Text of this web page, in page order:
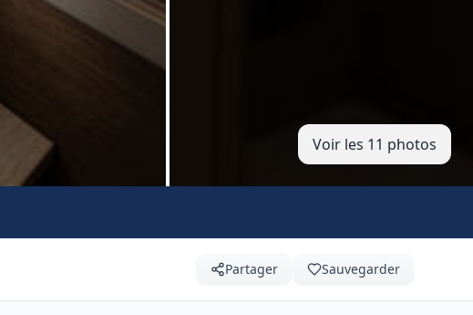
Voir les 11 photos
Partager Sauvegarder